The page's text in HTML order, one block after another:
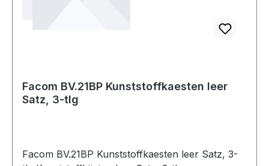
Facom BV.21BP Kunststoffkaesten leer
Satz, 3-tlg
Facom BV.21BP Kunststoffkaesten leer Satz, 3-